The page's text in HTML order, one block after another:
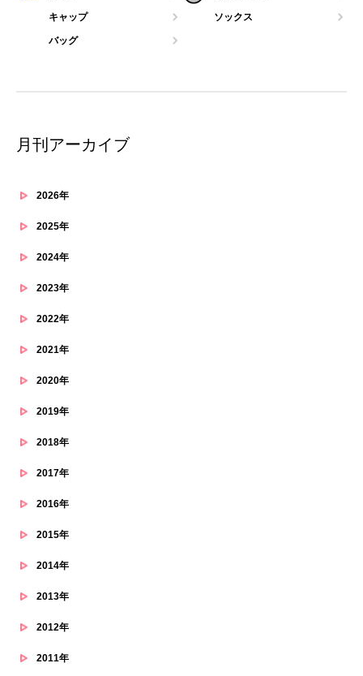
キャップ ソックス
バッグ
月刊アーカイブ
2026年
2025年
2024年
2023年
2022年
2021年
2020年
2019年
2018年
2017年
2016年
2015年
2014年
2013年
2012年
2011年